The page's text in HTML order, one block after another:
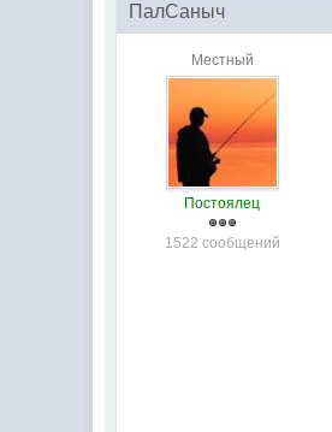
ПалСаныч
Местный
Постоялец
1522 сообщений